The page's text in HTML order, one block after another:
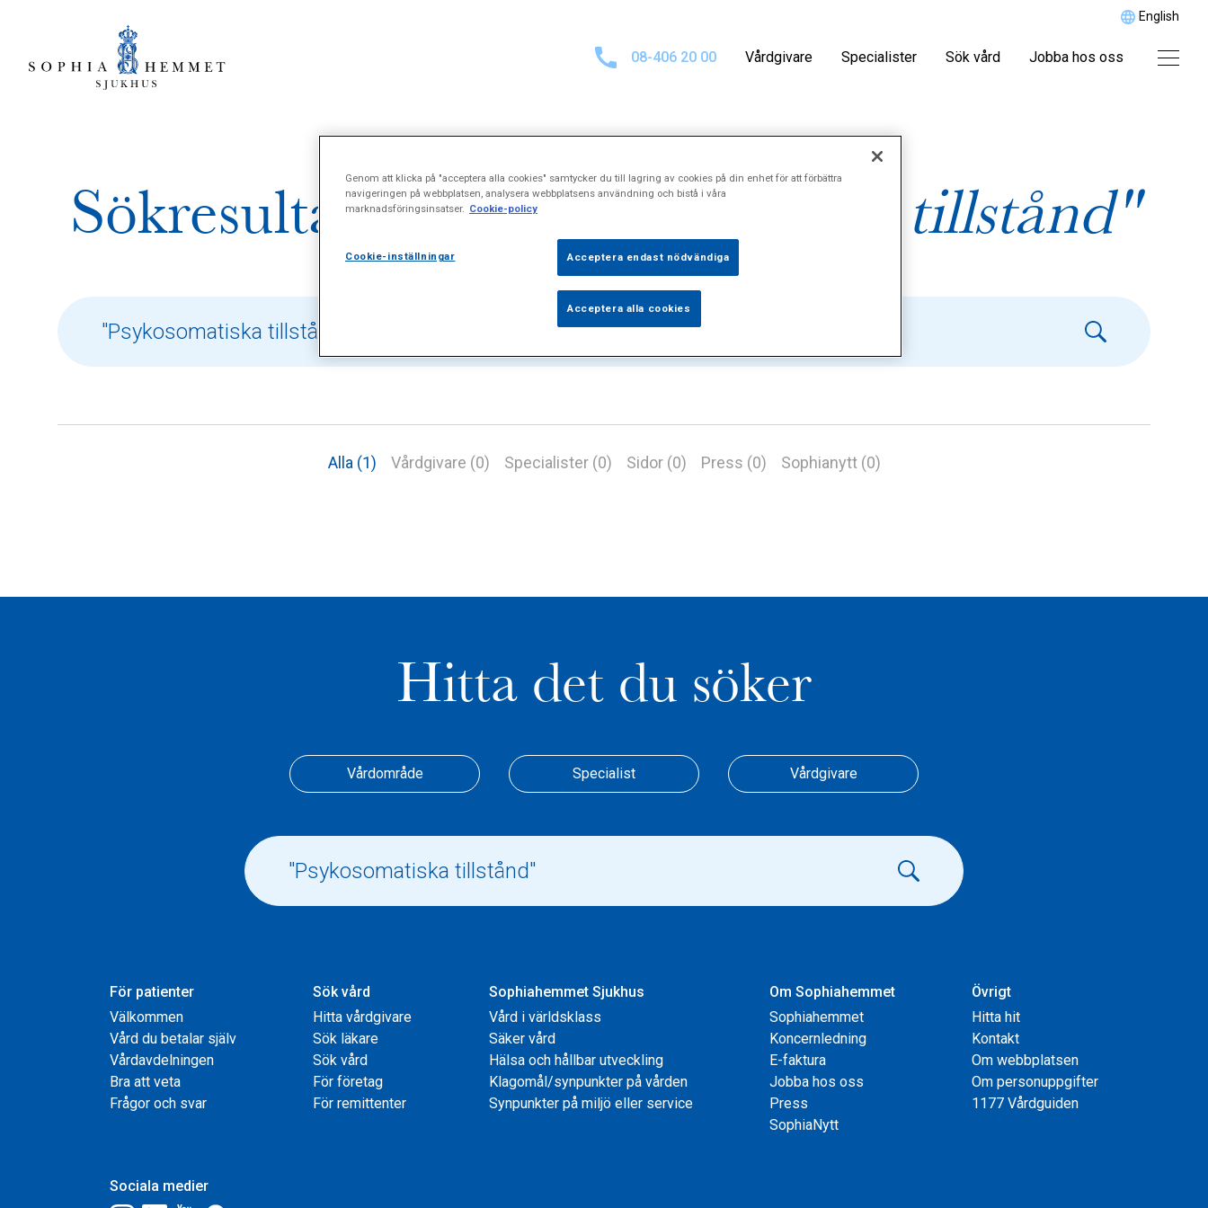
English
08-406 20 00 Vårdgivare Specialister Sök vård Jobba hos oss
Sökresultat för"Psykosomatiska tillstånd"
Alla (1) Vårdgivare (0) Specialister (0) Sidor (0) Press (0) Sophianytt (0)
Hitta det du söker
Vårdområde Specialist Vårdgivare
För patienter
Välkommen
Vård du betalar själv
Vårdavdelningen
Bra att veta
Frågor och svar
Sök vård
Hitta vårdgivare
Sök läkare
Sök vård
För företag
För remittenter
Sophiahemmet Sjukhus
Vård i världsklass
Säker vård
Hälsa och hållbar utveckling
Klagomål/synpunkter på vården
Synpunkter på miljö eller service
Om Sophiahemmet
Sophiahemmet
Koncernledning
E-faktura
Jobba hos oss
Press
SophiaNytt
Övrigt
Hitta hit
Kontakt
Om webbplatsen
Om personuppgifter
1177 Vårdguiden
Sociala medier
Genom att klicka på "acceptera alla cookies" samtycker du till lagring av cookies på din enhet för att förbättra
navigeringen på webbplatsen, analysera webbplatsens användning och bistå i våra
marknadsföringsinsatser. Cookie-policy
Cookie-inställningar Acceptera endast nödvändiga
Acceptera alla cookies